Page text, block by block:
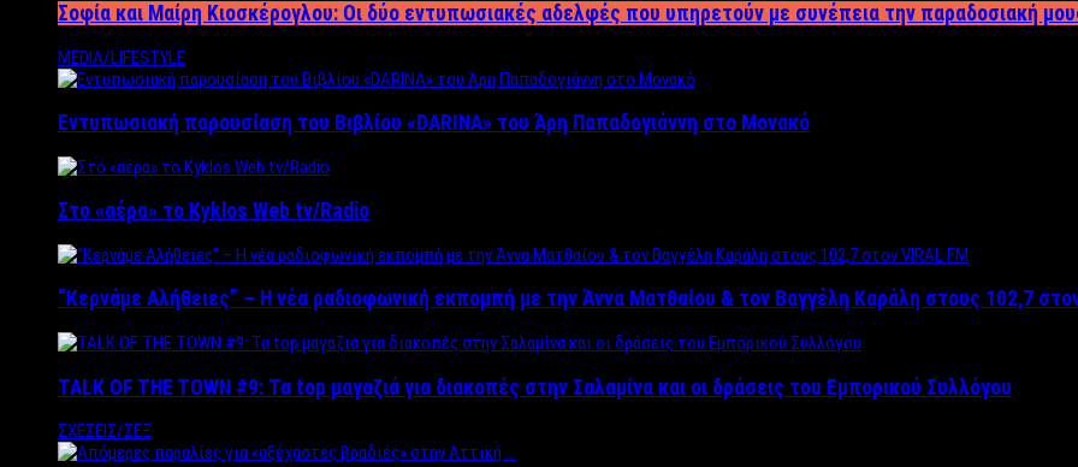
Σοφία και Μαίρη Κιοσκέρογλου: Οι δύο εντυπωσιακές αδελφές που υπηρετούν με συνέπεια την παραδοσιακή
MEDIA/LIFESTYLE
Εντυπωσιακή παρουσίαση του Βιβλίου «DARINA» του Άρη Παπαδογιάννη στο Μονακό
Στο «αέρα» το Kyklos Web tv/Radio
“Kερνάμε Αλήθειες” – Η νέα ραδιοφωνική εκπομπή με την Άννα Ματθαίου & τον Βαγγέλη Καράλη στους 102,7
TALK OF THE TOWN #9: Τα top μαγαζιά για διακοπές στην Σαλαμίνα και οι δράσεις του Εμπορικού Συλλόγου
ΣΧΕΣΕΙΣ/ΣΕΞ